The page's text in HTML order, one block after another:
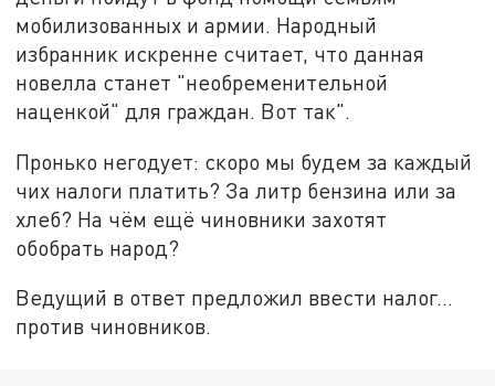
мобилизованных и армии. Народный
избранник искренне считает, что данная
новелла станет "необременительной
наценкой" для граждан. Вот так".
Пронько негодует: скоро мы будем за каждый
чих налоги платить? За литр бензина или за
хлеб? На чём ещё чиновники захотят
обобрать народ?
Ведущий в ответ предложил ввести налог…
против чиновников.